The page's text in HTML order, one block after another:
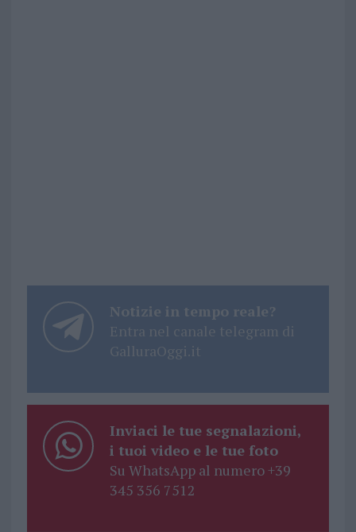
Notizie in tempo reale?
Entra nel canale telegram di
GalluraOggi.it
Inviaci le tue segnalazioni,
i tuoi video e le tue foto
Su WhatsApp al numero +39
345 356 7512